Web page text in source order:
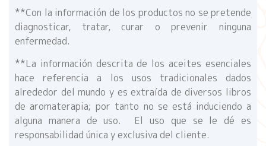
**Con la información de los productos no se pretende
diagnosticar, tratar, curar o prevenir ninguna
enfermedad.
**La información descrita de los aceites esenciales
hace referencia a los usos tradicionales dados
alrededor del mundo y es extraída de diversos libros
de aromaterapia; por tanto no se está induciendo a
alguna manera de uso. El uso que se le dé es
responsabilidad única y exclusiva del cliente.